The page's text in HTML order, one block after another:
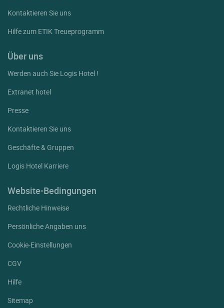
Kontaktieren Sie uns
Hilfe zum ETIK Treueprogramm
Über uns
Werden auch Sie Logis Hotel !
Extranet hotel
Presse
Kontaktieren Sie uns
Geschäfte & Gruppen
Logis Hotel Karriere
Website-Bedingungen
Rechtliche Hinweise
Persönliche Angaben uns
Cookie-Einstellungen
CGV
Hilfe
Sitemap